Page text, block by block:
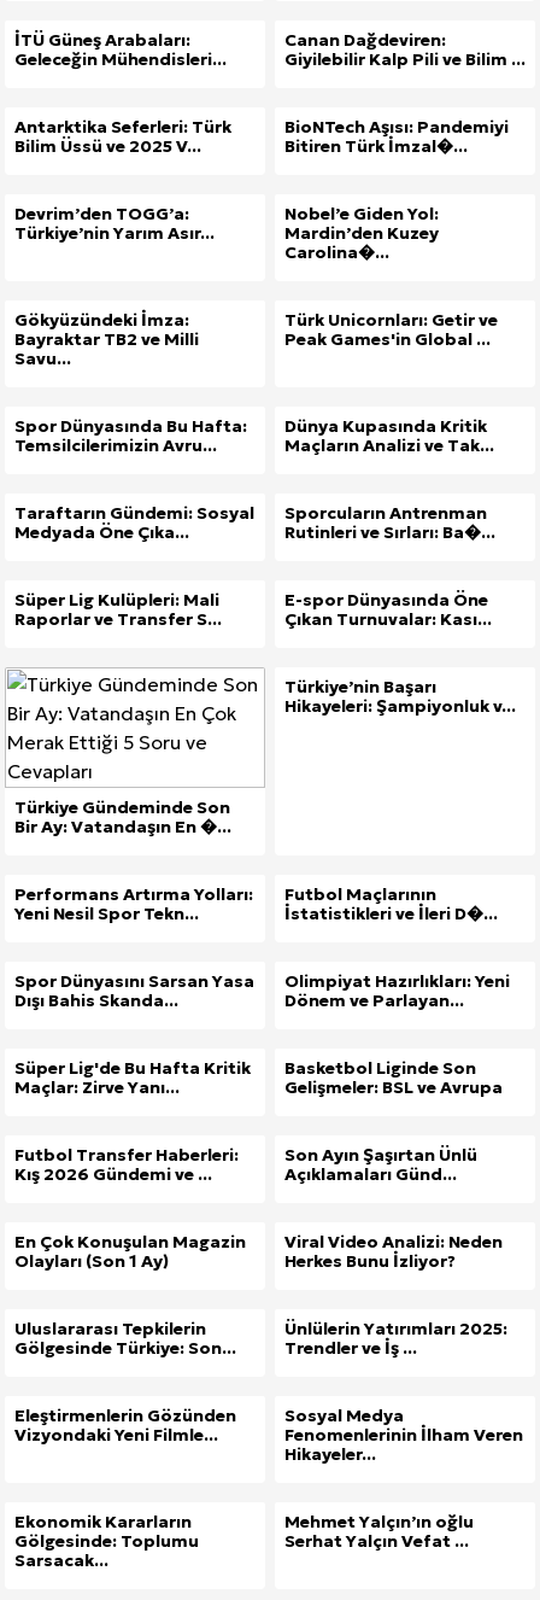
İTÜ Güneş Arabaları:
Geleceğin Mühendisleri...
Canan Dağdeviren:
Giyilebilir Kalp Pili ve Bilim ...
Antarktika Seferleri: Türk
Bilim Üssü ve 2025 V...
BioNTech Aşısı: Pandemiyi
Bitiren Türk İmzal�...
Devrim’den TOGG’a:
Türkiye’nin Yarım Asır...
Nobel’e Giden Yol:
Mardin’den Kuzey
Carolina�...
Gökyüzündeki İmza:
Bayraktar TB2 ve Milli
Savu...
Türk Unicornları: Getir ve
Peak Games'in Global ...
Spor Dünyasında Bu Hafta:
Temsilcilerimizin Avru...
Dünya Kupasında Kritik
Maçların Analizi ve Tak...
Taraftarın Gündemi: Sosyal
Medyada Öne Çıka...
Sporcuların Antrenman
Rutinleri ve Sırları: Ba�...
Süper Lig Kulüpleri: Mali
Raporlar ve Transfer S...
E-spor Dünyasında Öne
Çıkan Turnuvalar: Kası...
Türkiye Gündeminde Son
Bir Ay: Vatandaşın En �...
Türkiye’nin Başarı
Hikayeleri: Şampiyonluk v...
Performans Artırma Yolları:
Yeni Nesil Spor Tekn...
Futbol Maçlarının
İstatistikleri ve İleri D�...
Spor Dünyasını Sarsan Yasa
Dışı Bahis Skanda...
Olimpiyat Hazırlıkları: Yeni
Dönem ve Parlayan...
Süper Lig'de Bu Hafta Kritik
Maçlar: Zirve Yanı...
Basketbol Liginde Son
Gelişmeler: BSL ve Avrupa
Futbol Transfer Haberleri:
Kış 2026 Gündemi ve ...
Son Ayın Şaşırtan Ünlü
Açıklamaları Günd...
En Çok Konuşulan Magazin
Olayları (Son 1 Ay)
Viral Video Analizi: Neden
Herkes Bunu İzliyor?
Uluslararası Tepkilerin
Gölgesinde Türkiye: Son...
Ünlülerin Yatırımları 2025:
Trendler ve İş ...
Eleştirmenlerin Gözünden
Vizyondaki Yeni Filmle...
Sosyal Medya
Fenomenlerinin İlham Veren
Hikayeler...
Ekonomik Kararların
Gölgesinde: Toplumu
Sarsacak...
Mehmet Yalçın’ın oğlu
Serhat Yalçın Vefat ...